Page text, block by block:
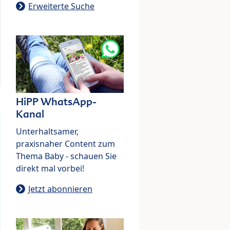
Erweiterte Suche
HiPP WhatsApp-
Kanal
Unterhaltsamer,
praxisnaher Content zum
Thema Baby - schauen Sie
direkt mal vorbei!
Jetzt abonnieren